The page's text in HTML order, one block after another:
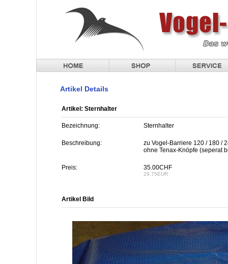
Artikel Details
Artikel: Sternhalter
Bezeichnung: Sternhalter
Beschreibung:
zu Vogel-Barriere 120 / 180 /
ohne Tenax-Knöpfe (seperat
Preis: 35.00CHF
29.75EUR
Artikel Bild